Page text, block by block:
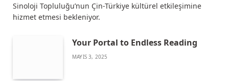
Sinoloji Topluluğu’nun Çin-Türkiye kültürel etkileşimine
hizmet etmesi bekleniyor.
Your Portal to Endless Reading
MAYIS 3, 2025